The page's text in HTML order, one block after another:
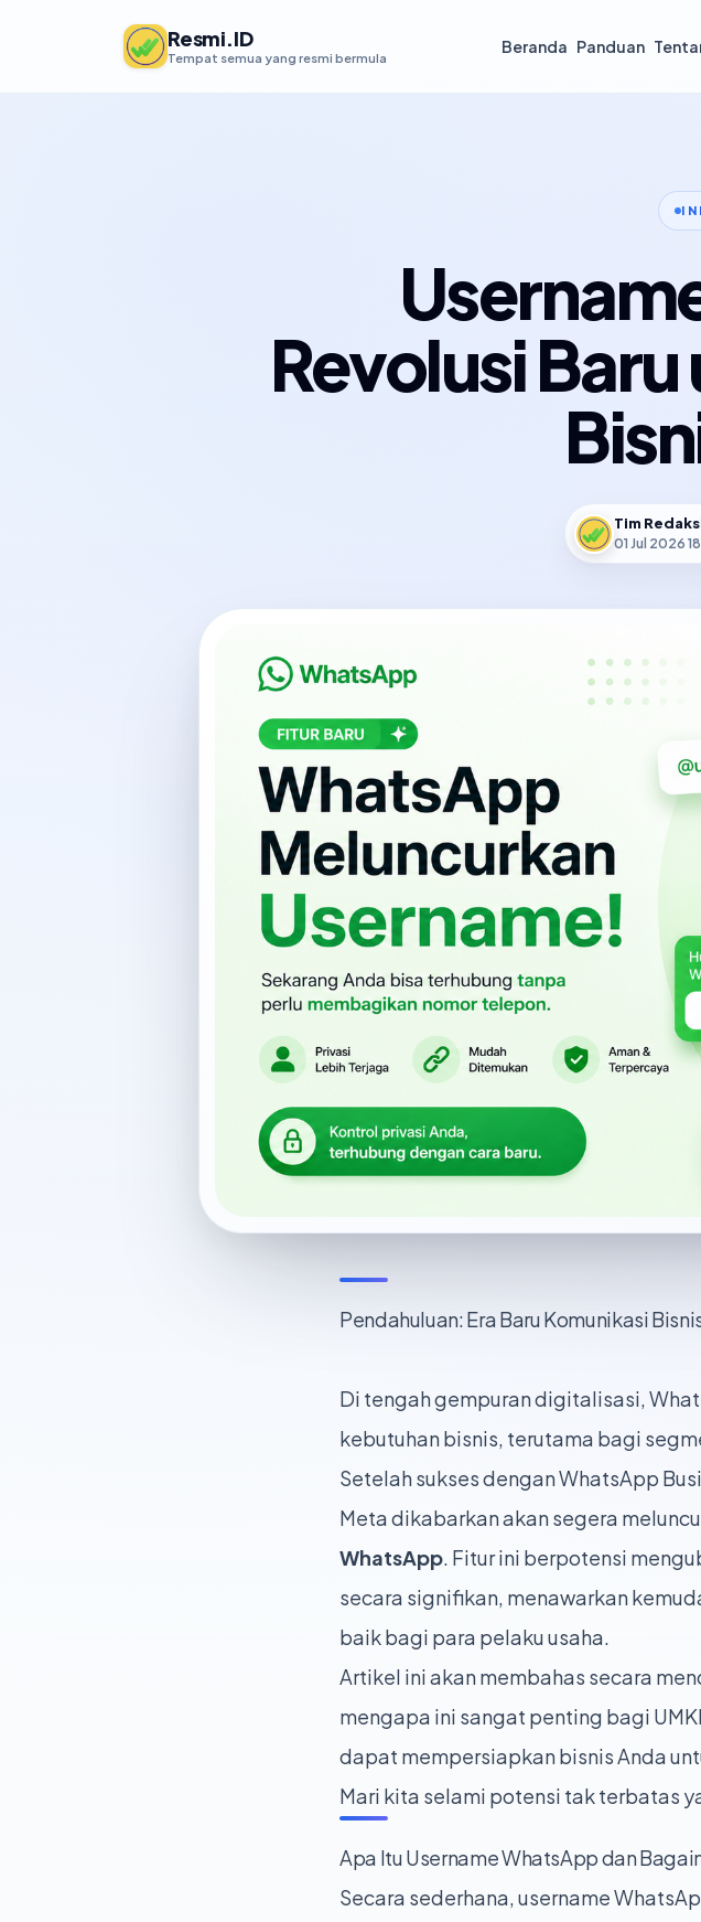
Resmi.ID
Tempat semua yang resmi bermula
Beranda Panduan
Revolusi
Tim
01 Jul 2026
Pendahuluan: Era Baru Komunikasi
Di tengah gempuran digitalisasi,
kebutuhan bisnis, terutama bagi
Setelah sukses dengan WhatsApp
Meta dikabarkan akan segera
WhatsApp. Fitur ini berpotensi
secara signifikan, menawarkan
baik bagi para pelaku usaha.
Artikel ini akan membahas secara
mengapa ini sangat penting bagi
dapat mempersiapkan bisnis Anda
Mari kita selami potensi tak terbatas
Apa Itu Username WhatsApp dan
Secara sederhana, username